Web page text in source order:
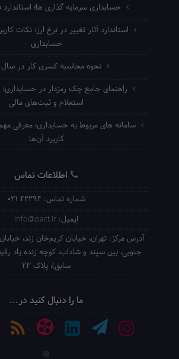
حسابداری سرمایه گذاری ها؛ استاندارد ۱۵ و ثبت‌ها
استاندارد آثار تغییر در نرخ ارز؛ نکات
حسابداری
نحوه محاسبه کسری کار در سال
راهنمای جامع چک رمزدار در حسابداری؛
استعلام و ثبت‌های مالی
سامانه های مربوط به حسابداری؛ معرفی
کاربرد آن‌ها
اطلاعات تماس
شماره تماس: 021 42294
ایمیل: info@pact.ir
آدرس مرکز: تهران، خیابان کریم‌خان زند،
جنوبی، بین سپند و شاداب، کوچه زنده یاد
سابق)، پلاک 23
ما را دنبال کنید در...